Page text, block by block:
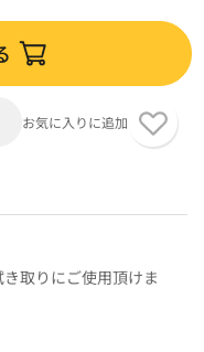
お気に入りに追加
取りにご使用頂けま